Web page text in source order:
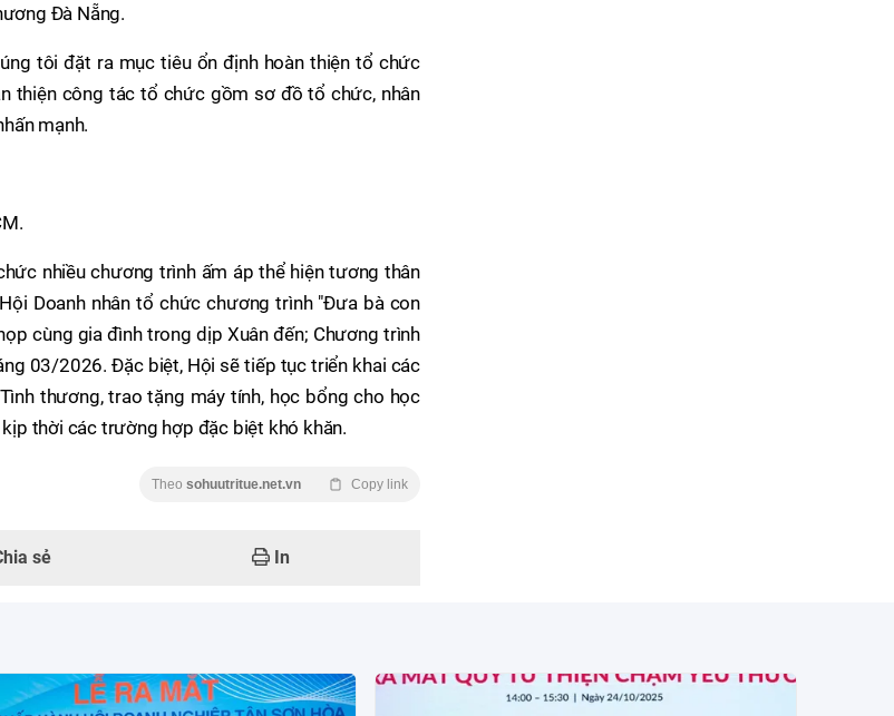
Đà Nẵng.
tôi đặt ra mục tiêu ổn định hoàn thiện tổ chức
thiện công tác tổ chức gồm sơ đồ tổ chức, nhân
mạnh.
nhiều chương trình ấm áp thể hiện tương thân
Doanh nhân tổ chức chương trình "Đưa bà con
cùng gia đình trong dịp Xuân đến; Chương trình
03/2026. Đặc biệt, Hội sẽ tiếp tục triển khai các
thương, trao tặng máy tính, học bổng cho học
thời các trường hợp đặc biệt khó khăn.
Theo sohuutritue.net.vn Copy link
sẻ In